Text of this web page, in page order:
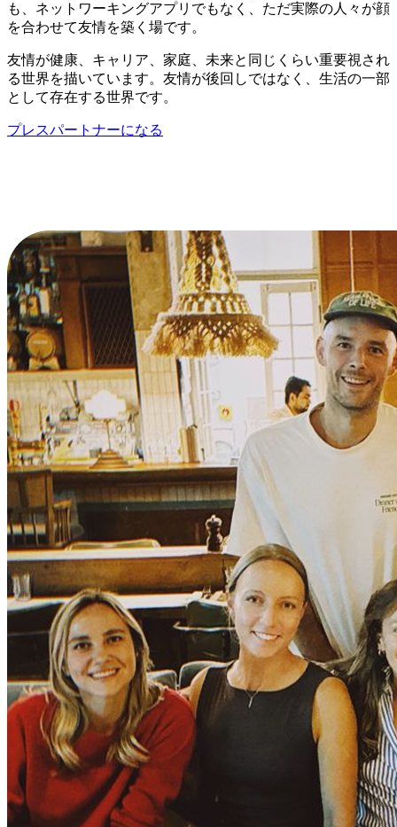
も、ネットワーキングアプリでもなく、ただ実際の人々が顔
を合わせて友情を築く場です。
友情が健康、キャリア、家庭、未来と同じくらい重要視され
る世界を描いています。友情が後回しではなく、生活の一部
として存在する世界です。
プレスパートナーになる